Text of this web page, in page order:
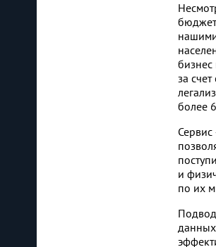
бизнес
за
более
и
по их
данных